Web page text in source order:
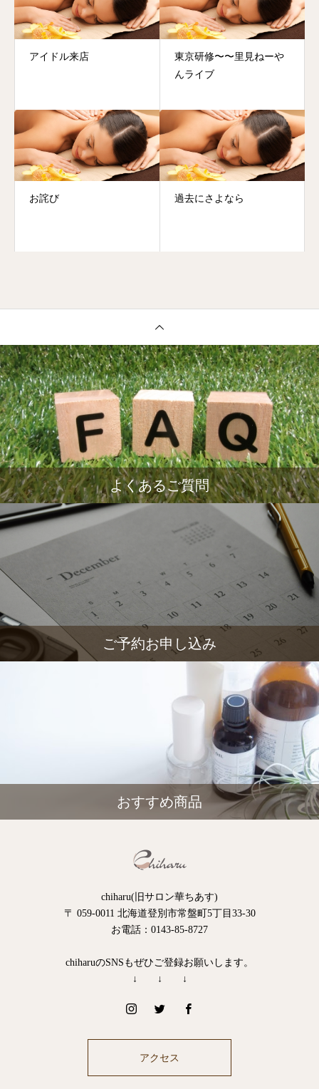
アイドル来店
東京研修〜〜里見ねーや
んライブ
お詫び 過去にさよなら
よくあるご質問
ご予約お申し込み
おすすめ商品
chiharu(旧サロン華ちあす)
〒 059-0011 北海道登別市常盤町5丁目33-30
お電話：0143-85-8727
chiharuのSNSもぜひご登録お願いします。
↓ ↓ ↓
アクセス